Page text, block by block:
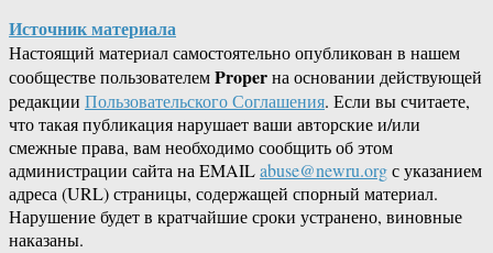
Источник материала
Настоящий материал самостоятельно опубликован в нашем
сообществе пользователемProperна основании действующей
редакции Пользовательского Соглашения. Если вы считаете,
что такая публикация нарушает ваши авторские и/или
смежные права, вам необходимо сообщить об этом
администрации сайта на EMAILabuse@newru.orgс указанием
адреса (URL) страницы, содержащей спорный материал.
Нарушение будет в кратчайшие сроки устранено, виновные
наказаны.